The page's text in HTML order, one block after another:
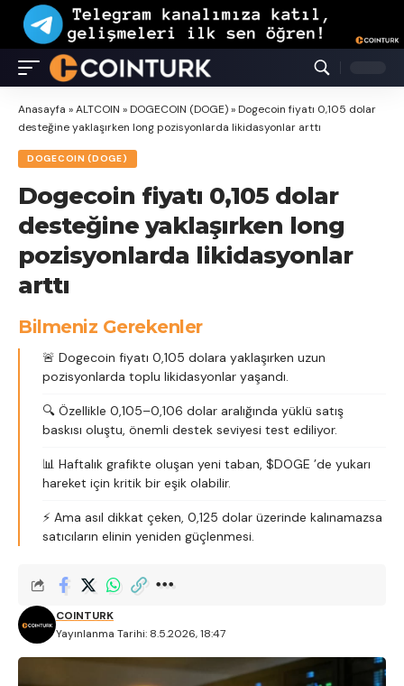
Anasayfa »ALTCOIN »DOGECOIN (DOGE)»Dogecoin fiyatı 0,105 dolar
desteğine yaklaşırken long pozisyonlarda likidasyonlar arttı
DOGECOIN (DOGE)
Dogecoin fiyatı 0,105 dolar
desteğine yaklaşırken long
pozisyonlarda likidasyonlar
arttı
Bilmeniz Gerekenler
🚨 Dogecoin fiyatı 0,105 dolara yaklaşırken uzun
pozisyonlarda toplu likidasyonlar yaşandı.
🔍 Özellikle 0,105–0,106 dolar aralığında yüklü satış
baskısı oluştu, önemli destek seviyesi test ediliyor.
📊 Haftalık grafikte oluşan yeni taban, $DOGE ’de yukarı
hareket için kritik bir eşik olabilir.
⚡️ Ama asıl dikkat çeken, 0,125 dolar üzerinde kalınamazsa
satıcıların elinin yeniden güçlenmesi.
Yayınlanma Tarihi: 8.5.2026, 18:47
COINTURK